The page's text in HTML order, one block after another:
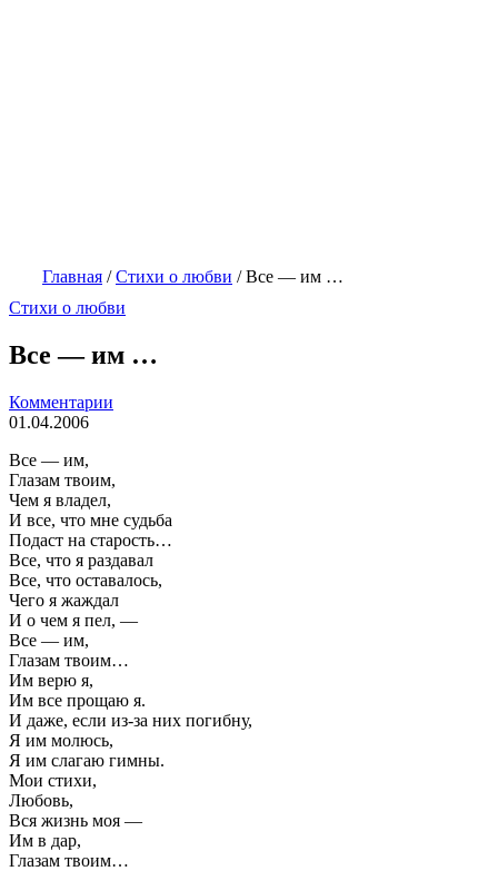
Главная /Стихи о любви /Все — им …
Стихи о любви
Все — им …
Комментарии
01.04.2006
Все — им,
Глазам твоим,
Чем я владел,
И все, что мне судьба
Подаст на старость…
Все, что я раздавал
Все, что оставалось,
Чего я жаждал
И о чем я пел, —
Все — им,
Глазам твоим…
Им верю я,
Им все прощаю я.
И даже, если из-за них погибну,
Я им молюсь,
Я им слагаю гимны.
Мои стихи,
Любовь,
Вся жизнь моя —
Им в дар,
Глазам твоим…